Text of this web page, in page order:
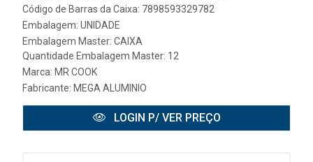
Código de Barras da Caixa: 7898593329782
Embalagem: UNIDADE
Embalagem Master: CAIXA
Quantidade Embalagem Master: 12
Marca: MR COOK
Fabricante: MEGA ALUMINIO
LOGIN P/ VER PREÇO